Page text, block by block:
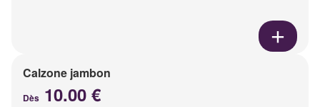
Calzone jambon
Dès 10.00 €